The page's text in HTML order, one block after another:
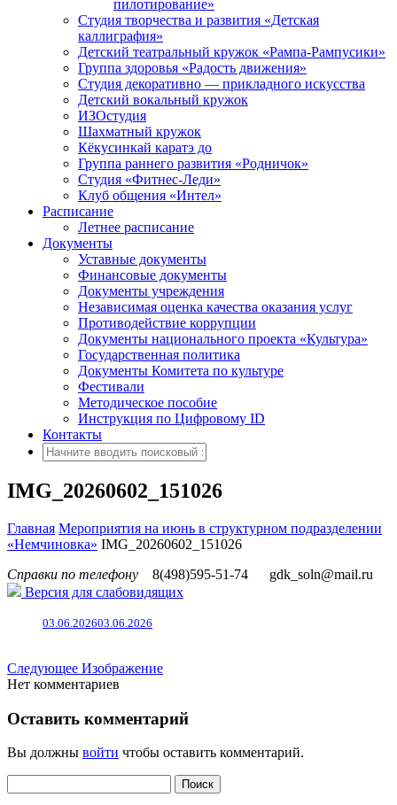
пилотирование»
Студия творчества и развития «Детская
каллиграфия»
Детский театральный кружок «Рампа-Рампусики»
Группа здоровья «Радость движения»
Студия декоративно — прикладного искусства
Детский вокальный кружок
ИЗОстудия
Шахматный кружок
Кёкусинкай каратэ до
Группа раннего развития «Родничок»
Cтудия «Фитнес-Леди»
Клуб общения «Интел»
Расписание
Летнее расписание
Документы
Уставные документы
Финансовые документы
Документы учреждения
Независимая оценка качества оказания услуг
Противодействие коррупции
Документы национального проекта «Культура»
Государственная политика
Документы Комитета по культуре
Фестивали
Методическое пособие
Инструкция по Цифровому ID
Контакты
IMG_20260602_151026
Главная Мероприятия на июнь в структурном подразделении
«Немчиновка» IMG_20260602_151026
Справки по телефону
8(498)595-51-74
gdk_soln@mail.ru
Версия для слабовидящих
03.06.202603.06.2026
Следующее Изображение
Нет комментариев
Оставить комментарий
Вы должны войти чтобы оставить комментарий.